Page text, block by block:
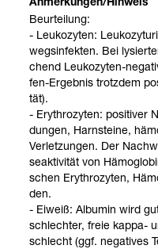
Anmer­kun­gen/Hin­weis
Beur­tei­lung:
- Leu­ko­zy­ten:
wegs­in­fek­ten. Bei
chend Leu­ko­zy­ten-​
fen-​Ergeb­nis trotz­dem
tät).
- Ery­thro­zy­ten: posi­ti­ver
dun­gen, Harn­steine,
Ver­let­zun­gen. Der
se­ak­ti­vi­tät von
schen Ery­thro­zy­ten,
den.
- Eiweiß: Albu­min wird
schlech­ter, freie kappa-​
schlecht (ggf. nega­ti­ves